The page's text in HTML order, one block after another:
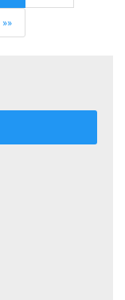
»»